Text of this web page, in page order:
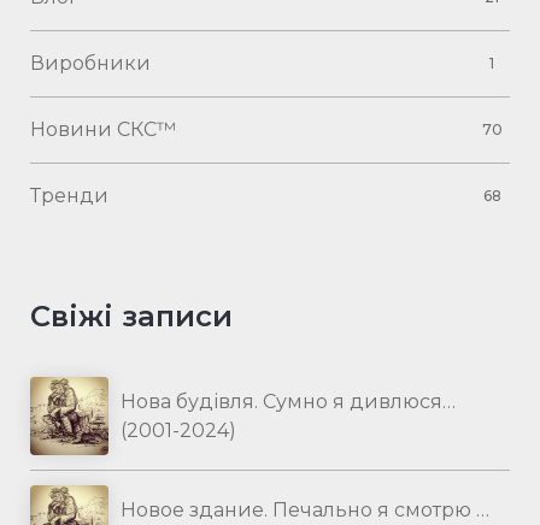
Виробники 1
Новини СКС™ 70
Тренди 68
Свіжі записи
Нова будівля. Сумно я дивлюся…
(2001-2024)
Новое здание. Печально я смотрю …